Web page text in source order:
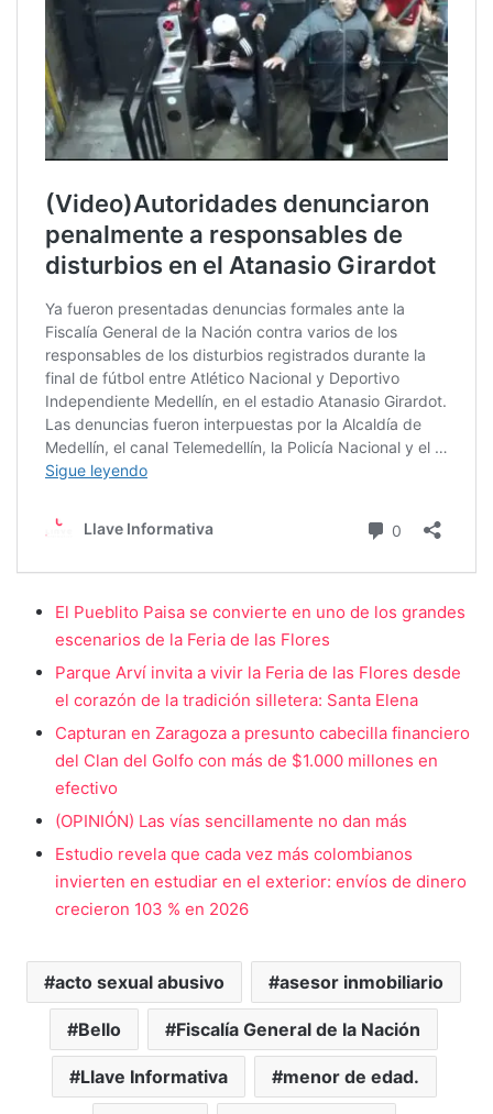
El Pueblito Paisa se convierte en uno de los grandes
escenarios de la Feria de las Flores
Parque Arví invita a vivir la Feria de las Flores desde
el corazón de la tradición silletera: Santa Elena
Capturan en Zaragoza a presunto cabecilla financiero
del Clan del Golfo con más de $1.000 millones en
efectivo
(OPINIÓN) Las vías sencillamente no dan más
Estudio revela que cada vez más colombianos
invierten en estudiar en el exterior: envíos de dinero
crecieron 103 % en 2026
acto sexual abusivo asesor inmobiliario
Bello Fiscalía General de la Nación
Llave Informativa menor de edad.